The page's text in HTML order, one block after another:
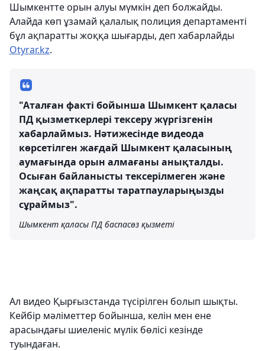
Шымкентте орын алуы мүмкін деп болжайды.
Алайда көп ұзамай қалалық полиция департаменті
бұл ақпаратты жоққа шығарды, деп хабарлайды
Otyrar.kz.
"Аталған факті бойынша Шымкент қаласы
ПД қызметкерлері тексеру жүргізгенін
хабарлаймыз. Нәтижесінде видеода
көрсетілген жағдай Шымкент қаласының
аумағында орын алмағаны анықталды.
Осыған байланысты тексерілмеген және
жаңсақ ақпаратты таратпауларыңызды
сұраймыз".
Шымкент қаласы ПД баспасөз қызметі
Ал видео Қырғызстанда түсірілген болып шықты.
Кейбір мәліметтер бойынша, келін мен ене
арасындағы шиеленіс мүлік бөлісі кезінде
туындаған.